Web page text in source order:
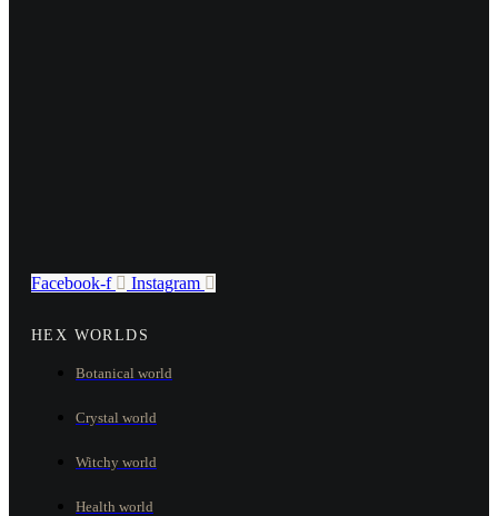
Facebook-f Instagram
HEX WORLDS
Botanical world
Crystal world
Witchy world
Health world